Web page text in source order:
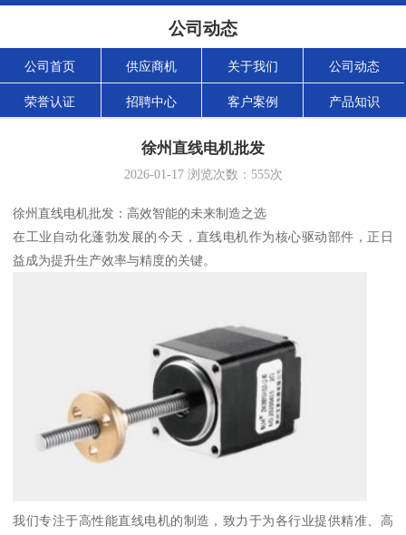
公司动态
公司首页 供应商机 关于我们 公司动态
荣誉认证 招聘中心 客户案例 产品知识
徐州直线电机批发
2026-01-17浏览次数： 555次
徐州直线电机批发：高效智能的未来制造之选
在工业自动化蓬勃发展的今天，直线电机作为核心驱动部件，正日
益成为提升生产效率与精度的关键。
我们专注于高性能直线电机的制造，致力于为各行业提供精准、高